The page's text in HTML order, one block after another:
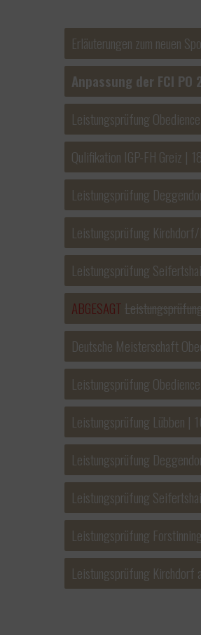
Erläuterungen zum neuen
Anpassung der FCI
Leistungsprüfung
Qulifikation IGP-FH Greiz |
Leistungsprüfung
Leistungsprüfung
Leistungsprüfung
ABGESAGT
Deutsche Meisterschaft
Leistungsprüfung
Leistungsprüfung Lübben |
Leistungsprüfung
Leistungsprüfung
Leistungsprüfung
Leistungsprüfung Kirchdorf